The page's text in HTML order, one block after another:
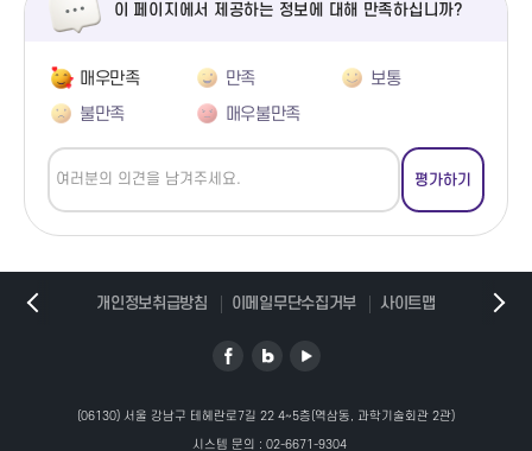
이 페이지에서 제공하는 정보에 대해 만족하십니까?
매우만족 만족
보통
불만족
매우불만족
개인정보취급방침 이메일무단수집거부 사이트맵
(06130) 서울 강남구 테헤란로7길 22 4~5층(역삼동, 과학기술회관 2관)
시스템 문의 : 02-6671-9304